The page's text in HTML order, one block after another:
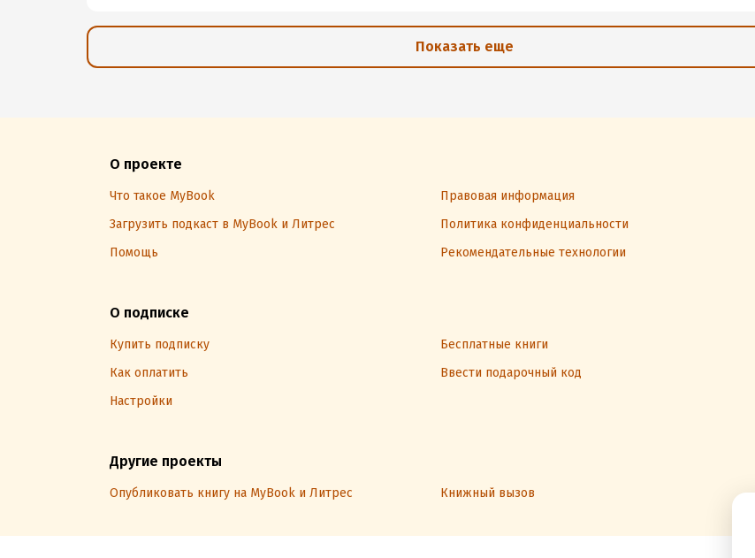
Показать еще
О проекте
Что такое MyBook Правовая информация
Загрузить подкаст в MyBook и Литрес
Политика конфиденциальности
Помощь
Рекомендательные технологии
О подписке
Купить подписку Бесплатные книги
Как оплатить
Ввести подарочный код
Настройки
Другие проекты
Опубликовать книгу на MyBook и Литрес Книжный вызов